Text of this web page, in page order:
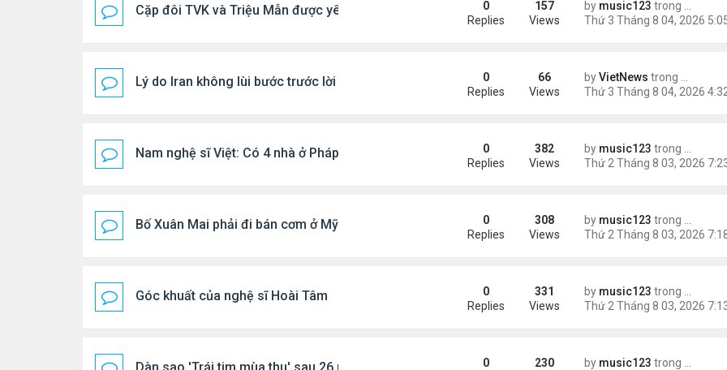
Cặp đôi TVK và Triệu Mẫn được yêu thích nhất by music123 trong
0
Replies
157
Views
Lý do Iran không lùi bước trước lời đe dọa của ông Trump byVietNews trong
0
Replies
66
Views
Nam nghệ sĩ Việt: Có 4 nhà ở Pháp, sống gần tháp Eiffel... by music123 trong
0
Replies
382
Views
Bố Xuân Mai phải đi bán cơm ở Mỹ by music123 trong
0
Replies
308
Views
Góc khuất của nghệ sĩ Hoài Tâm by music123 trong
0
Replies
331
Views
by music123 trong
0 230